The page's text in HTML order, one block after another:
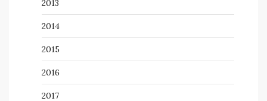
2013
2014
2015
2016
2017